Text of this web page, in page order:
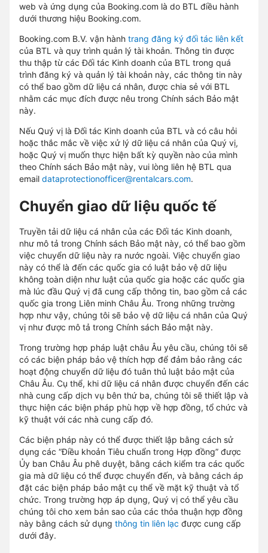
web và ứng dụng của Booking.com là do BTL điều hành
dưới thương hiệu Booking.com.
Booking.com B.V. vận hành trang đăng ký đối tác liên kết
của BTL và quy trình quản lý tài khoản. Thông tin được
thu thập từ các Đối tác Kinh doanh của BTL trong quá
trình đăng ký và quản lý tài khoản này, các thông tin này
có thể bao gồm dữ liệu cá nhân, được chia sẻ với BTL
nhằm các mục đích được nêu trong Chính sách Bảo mật
này.
Nếu Quý vị là Đối tác Kinh doanh của BTL và có câu hỏi
hoặc thắc mắc về việc xử lý dữ liệu cá nhân của Quý vị,
hoặc Quý vị muốn thực hiện bất kỳ quyền nào của mình
theo Chính sách Bảo mật này, vui lòng liên hệ BTL qua
email dataprotectionofficer@rentalcars.com.
Chuyển giao dữ liệu quốc tế
Truyền tải dữ liệu cá nhân của các Đối tác Kinh doanh,
như mô tả trong Chính sách Bảo mật này, có thể bao gồm
việc chuyển dữ liệu này ra nước ngoài. Việc chuyển giao
này có thể là đến các quốc gia có luật bảo vệ dữ liệu
không toàn diện như luật của quốc gia hoặc các quốc gia
mà lúc đầu Quý vị đã cung cấp thông tin, bao gồm cả các
quốc gia trong Liên minh Châu Âu. Trong những trường
hợp như vậy, chúng tôi sẽ bảo vệ dữ liệu cá nhân của Quý
vị như được mô tả trong Chính sách Bảo mật này.
Trong trường hợp pháp luật châu Âu yêu cầu, chúng tôi sẽ
có các biện pháp bảo vệ thích hợp để đảm bảo rằng các
hoạt động chuyển dữ liệu đó tuân thủ luật bảo mật của
Châu Âu. Cụ thể, khi dữ liệu cá nhân được chuyển đến các
nhà cung cấp dịch vụ bên thứ ba, chúng tôi sẽ thiết lập và
thực hiện các biện pháp phù hợp về hợp đồng, tổ chức và
kỹ thuật với các nhà cung cấp đó.
Các biện pháp này có thể được thiết lập bằng cách sử
dụng các “Điều khoản Tiêu chuẩn trong Hợp đồng” được
Ủy ban Châu Âu phê duyệt, bằng cách kiểm tra các quốc
gia mà dữ liệu có thể được chuyển đến, và bằng cách áp
đặt các biện pháp bảo mật cụ thể về mặt kỹ thuật và tổ
chức. Trong trường hợp áp dụng, Quý vị có thể yêu cầu
chúng tôi cho xem bản sao của các thỏa thuận hợp đồng
này bằng cách sử dụng thông tin liên lạc được cung cấp
dưới đây.